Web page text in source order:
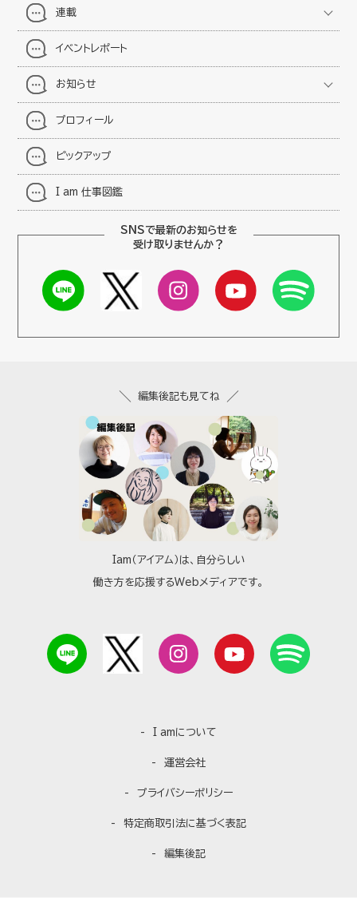
連載
イベントレポート
お知らせ
プロフィール
ピックアップ
I am 仕事図鑑
SNSで最新のお知らせを
受け取りませんか？
Iam（アイアム）は、自分らしい
働き方を応援するWebメディアです。
I amについて
運営会社
プライバシーポリシー
特定商取引法に基づく表記
編集後記
編集後記も見てね